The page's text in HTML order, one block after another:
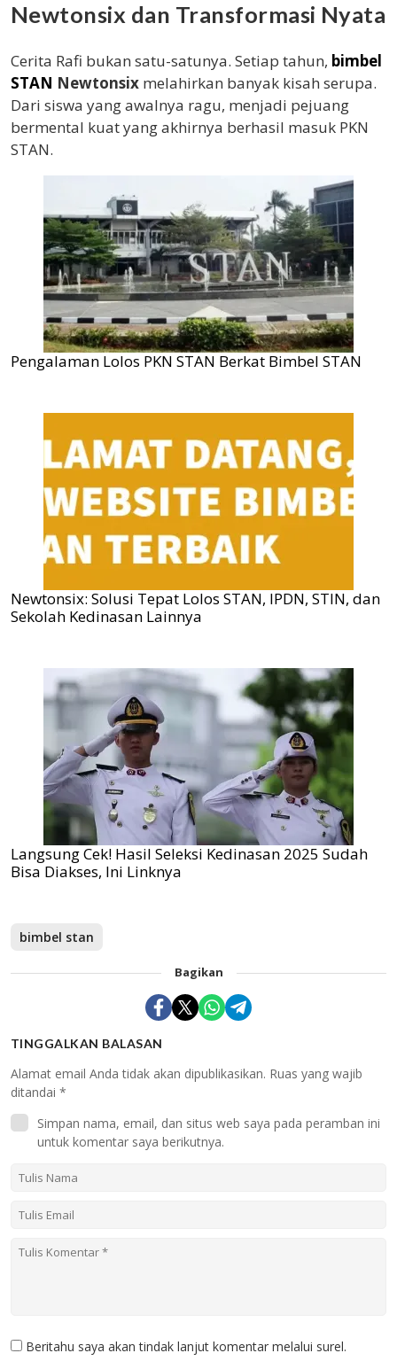
Newtonsix dan Transformasi Nyata
Cerita Rafi bukan satu-satunya. Setiap tahun, bimbel
STAN Newtonsix melahirkan banyak kisah serupa.
Dari siswa yang awalnya ragu, menjadi pejuang
bermental kuat yang akhirnya berhasil masuk PKN
STAN.
Pengalaman Lolos PKN STAN Berkat Bimbel STAN
Newtonsix: Solusi Tepat Lolos STAN, IPDN, STIN, dan
Sekolah Kedinasan Lainnya
Langsung Cek! Hasil Seleksi Kedinasan 2025 Sudah
Bisa Diakses, Ini Linknya
bimbel stan
Bagikan
TINGGALKAN BALASAN
Alamat email Anda tidak akan dipublikasikan. Ruas yang wajib
ditandai *
Simpan nama, email, dan situs web saya pada peramban ini
untuk komentar saya berikutnya.
Beritahu saya akan tindak lanjut komentar melalui surel.